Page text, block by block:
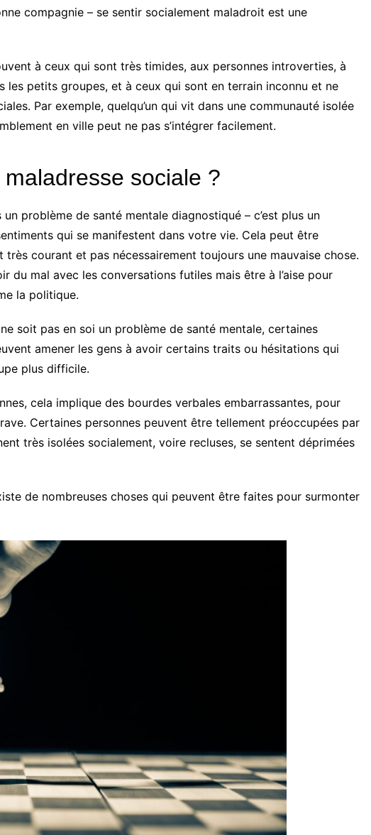
compagnie – se sentir socialement maladroit est une
à ceux qui sont très timides, aux personnes introverties, à
les petits groupes, et à ceux qui sont en terrain inconnu et ne
Par exemple, quelqu’un qui vit dans une communauté isolée
en ville peut ne pas s’intégrer facilement.
maladresse sociale ?
un problème de santé mentale diagnostiqué – c’est plus un
qui se manifestent dans votre vie. Cela peut être
très courant et pas nécessairement toujours une mauvaise chose.
du mal avec les conversations futiles mais être à l’aise pour
la politique.
soit pas en soi un problème de santé mentale, certaines
amener les gens à avoir certains traits ou hésitations qui
plus difficile.
cela implique des bourdes verbales embarrassantes, pour
Certaines personnes peuvent être tellement préoccupées par
très isolées socialement, voire recluses, se sentent déprimées
de nombreuses choses qui peuvent être faites pour surmonter